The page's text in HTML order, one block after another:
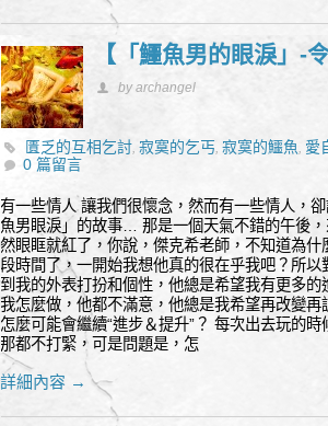
【「鱷魚男的眼淚」-
by archangel
匱乏的互相乞討,寂寞的乞丐,寂寞的鱷魚, 愛
0 篇留言
有一些情人 讓我們很懷念，然而有一些情人，
魚男眼淚」的故事… 那是一個天氣不錯的午後
然眼眶就紅了，你說，傑克希老師，不知道為
段時間了，一開始我想他真的很在乎我吧？所
到我的外表打扮和個性，他總是希望我有更多
我怎麼做，他都不滿意，他總是我希望再改變
怎麼可能會繼續“進步＆提升”？ 每次出去玩的
那都不打緊，可是問題是，怎
詳細內容 →